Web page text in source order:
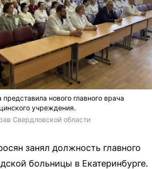
нового главного врача
учреждения.
Свердловской области
занял должность главного
больницы в Екатеринбурге.